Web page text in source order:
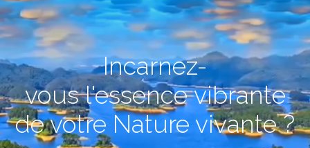
Incarnez-
vous l'essence vibrante
de votre Nature vivante ?